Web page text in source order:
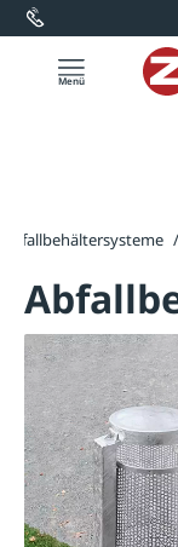
springen
Abfallbehältersysteme /